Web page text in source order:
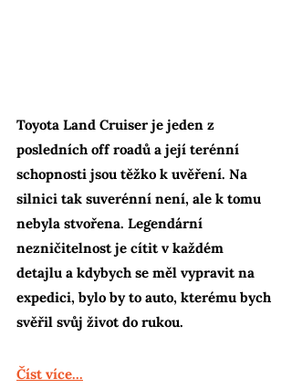
Toyota Land Cruiser je jeden z
posledních off roadů a její terénní
schopnosti jsou těžko k uvěření. Na
silnici tak suverénní není, ale k tomu
nebyla stvořena. Legendární
nezničitelnost je cítit v každém
detajlu a kdybych se měl vypravit na
expedici, bylo by to auto, kterému bych
svěřil svůj život do rukou.
Číst více...